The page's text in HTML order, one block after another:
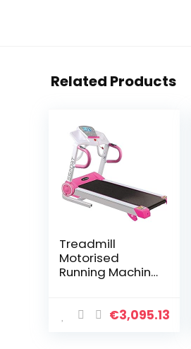
Related Products
Treadmill
Motorised
Running Machine
Folding €3,095.13